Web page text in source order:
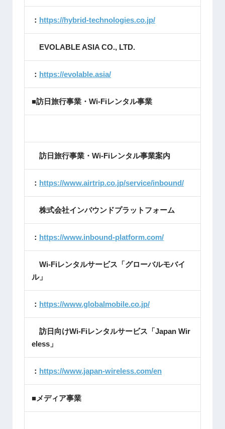
： https://hybrid-technologies.co.jp/
EVOLABLE ASIA CO., LTD.
： https://evolable.asia/
■訪日旅行事業・Wi-Fiレンタル事業
訪日旅行事業・Wi-Fiレンタル事業案内
： https://www.airtrip.co.jp/service/inbound/
株式会社インバウンドプラットフォーム
： https://www.inbound-platform.com/
Wi-Fiレンタルサービス「グローバルモバイ
ル」
： https://www.globalmobile.co.jp/
訪日向けWi-Fiレンタルサービス「Japan Wir
eless」
： https://www.japan-wireless.com/en
■メディア事業